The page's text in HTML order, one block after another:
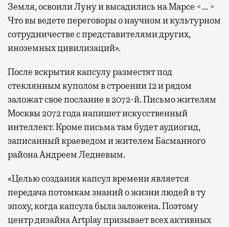
Земля, освоили Луну и высадились на Марсе <… >
Что вы ведете переговоры о научном и культурном
сотрудничестве с представителями других,
иноземных цивилизаций».
После вскрытия капсулу разместят под
стеклянным куполом в строении 12 и рядом
заложат свое послание в 2072-й. Письмо жителям
Москвы 2072 года напишет искусственный
интеллект. Кроме письма там будет аудиогид,
записанный краеведом и жителем Басманного
района Андреем Ледневым.
«Целью создания капсул времени является
передача потомкам знаний о жизни людей в ту
эпоху, когда капсула была заложена. Поэтому
центр дизайна Artplay призывает всех активных